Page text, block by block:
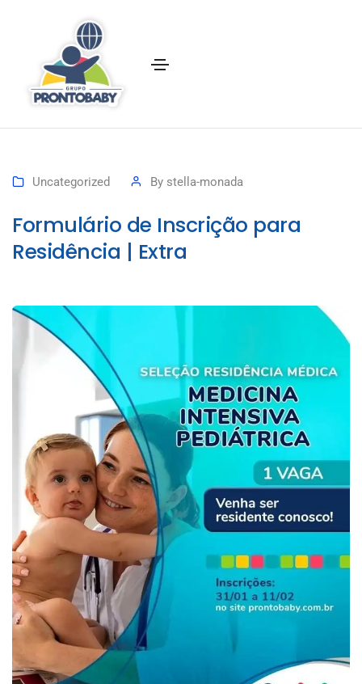
Uncategorized By stella-monada
Formulário de Inscrição para
Residência | Extra